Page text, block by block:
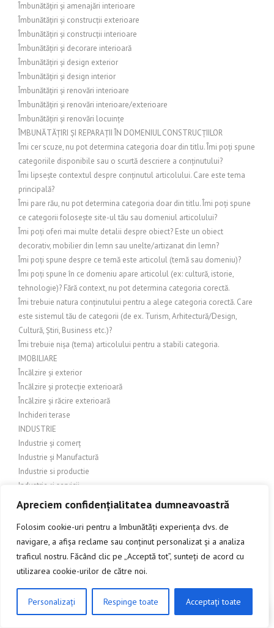
Apreciem confidențialitatea dumneavoastră
Folosim cookie-uri pentru a îmbunătăți experiența dvs. de
navigare, a afișa reclame sau conținut personalizat și a analiza
traficul nostru. Făcând clic pe „Acceptă tot”, sunteți de acord cu
utilizarea cookie-urilor de către noi.
Personalizați Respinge toate Acceptați toate
Îmbunătățiri și amenajări interioare
Îmbunătățiri și construcții exterioare
Îmbunătățiri și construcții interioare
Îmbunătățiri și decorare interioară
Îmbunătățiri și design exterior
Îmbunătățiri și design interior
Îmbunătățiri și renovări interioare
Îmbunătățiri și renovări interioare/exterioare
Îmbunătățiri și renovări locuințe
ÎMBUNĂTĂȚIRI ȘI REPARAȚII ÎN DOMENIUL CONSTRUCȚIILOR
Îmi cer scuze, nu pot determina categoria doar din titlu. Îmi poți spune
categoriile disponibile sau o scurtă descriere a conținutului?
Îmi lipsește contextul despre conținutul articolului. Care este tema
principală?
Îmi pare rău, nu pot determina categoria doar din titlu. Îmi poți spune
ce categorii folosește site-ul tău sau domeniul articolului?
Îmi poți oferi mai multe detalii despre obiect? Este un obiect
decorativ, mobilier din lemn sau unelte/artizanat din lemn?
Îmi poți spune despre ce temă este articolul (temă sau domeniu)?
Îmi poți spune în ce domeniu apare articolul (ex: cultură, istorie,
tehnologie)? Fără context, nu pot determina categoria corectă.
Îmi trebuie natura conținutului pentru a alege categoria corectă. Care
este sistemul tău de categorii (de ex. Turism, Arhitectură/Design,
Cultură, Știri, Business etc.)?
Îmi trebuie nișa (tema) articolului pentru a stabili categoria.
IMOBILIARE
Încălzire și exterior
Încălzire și protecție exterioară
Încălzire și răcire exterioară
Inchideri terase
INDUSTRIE
Industrie și comerț
Industrie și Manufactură
Industrie si productie
Industrie și servicii
Industrie textilă
INGINERIE
Îngrijire balcon
Îngrijire exterioară
Îngrijire grădină
Îngrijire grădină și amenajări exterioare
Îngrijire grădină și peisagistică
Îngrijire grădină și peisaj
CLICK AICI PENTRU A DISCUTA